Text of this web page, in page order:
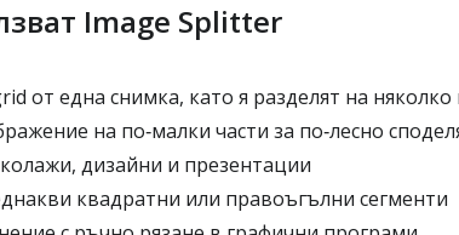
Image Splitter
от една снимка, като я разделят на няколко
на по‑малки части за по‑лесно
дизайни и презентации
квадратни или правоъгълни сегменти